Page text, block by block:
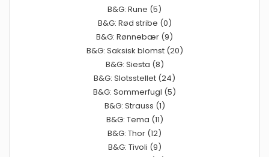
B&G: Rune (5)
B&G: Rød stribe (0)
B&G: Rønnebær (9)
B&G: Saksisk blomst (20)
B&G: Siesta (8)
B&G: Slotsstellet (24)
B&G: Sommerfugl (5)
B&G: Strauss (1)
B&G: Tema (11)
B&G: Thor (12)
B&G: Tivoli (9)